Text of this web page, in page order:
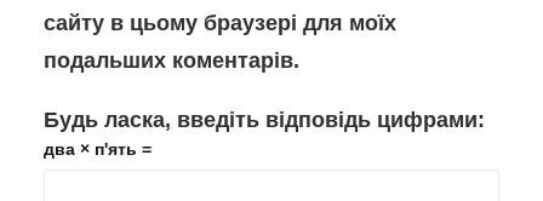
сайту в цьому браузері для моїх
подальших коментарів.
Будь ласка, введіть відповідь цифрами:
два × п'ять =